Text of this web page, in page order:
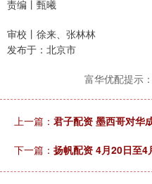
责编丨甄曦
审校丨徐来、张林林
发布于：北京市
富华优配提示
上一篇： 君子配资 墨西哥对华
下一篇： 扬帆配资 4月20日至4